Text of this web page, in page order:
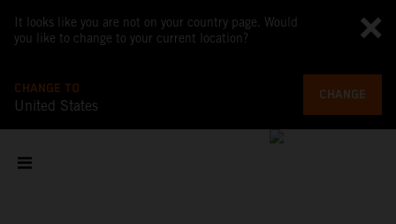
It looks like you are not on your country page. Would
you like to change to your current location?
CHANGE TO
United States
CHANGE